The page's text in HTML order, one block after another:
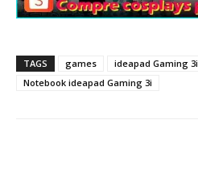
TAGS games
ideapad Gaming 3i
Notebook ideapad Gaming 3i